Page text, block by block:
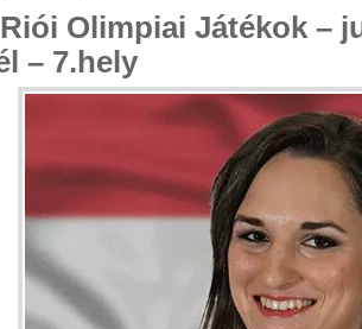
Olimpiai Játékok –
– 7.hely